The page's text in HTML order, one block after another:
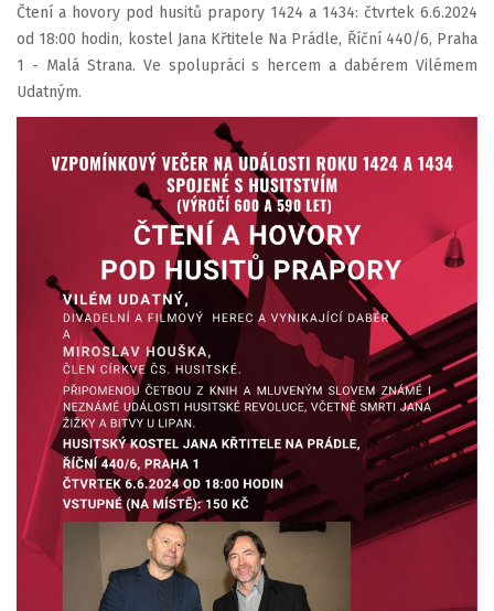
Čtení a hovory pod husitů prapory 1424 a 1434: čtvrtek 6.6.2024
od 18:00 hodin, kostel Jana Křtitele Na Prádle, Říční 440/6, Praha
1 - Malá Strana. Ve spolupráci s hercem a dabérem Vilémem
Udatným.